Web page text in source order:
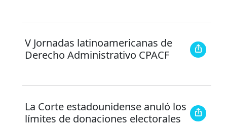
V Jornadas latinoamericanas de
Derecho Administrativo CPACF
La Corte estadounidense anuló los
límites de donaciones electorales